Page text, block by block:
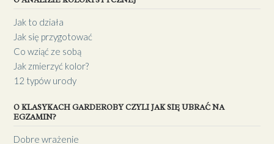
Jak to działa
Jak się przygotować
Co wziąć ze sobą
Jak zmierzyć kolor?
12 typów urody
O KLASYKACH GARDEROBY CZYLI JAK SIĘ UBRAĆ NA
EGZAMIN?
Dobre wrażenie